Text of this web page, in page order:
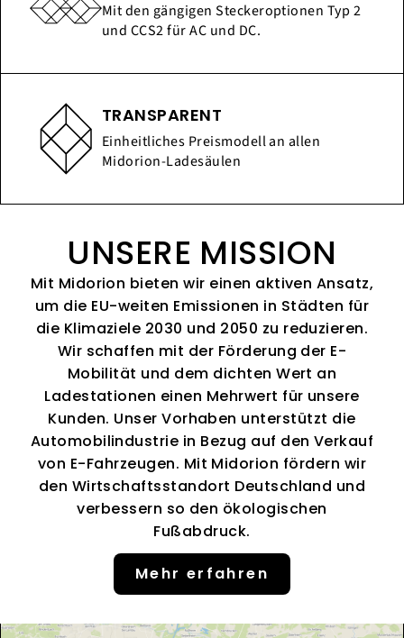
Mit den gängigen Steckeroptionen Typ 2
und CCS2 für AC und DC.
TRANSPARENT
Einheitliches Preismodell an allen
Midorion-Ladesäulen
UNSERE MISSION
Mit Midorion bieten wir einen aktiven Ansatz,
um die EU-weiten Emissionen in Städten für
die Klimaziele 2030 und 2050 zu reduzieren.
Wir schaffen mit der Förderung der E-
Mobilität und dem dichten Wert an
Ladestationen einen Mehrwert für unsere
Kunden. Unser Vorhaben unterstützt die
Automobilindustrie in Bezug auf den Verkauf
von E-Fahrzeugen. Mit Midorion fördern wir
den Wirtschaftsstandort Deutschland und
verbessern so den ökologischen
Fußabdruck.
Mehr erfahren